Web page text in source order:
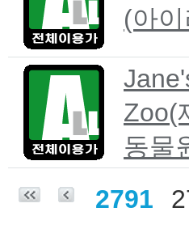
(아
Zoo(
동물
2791